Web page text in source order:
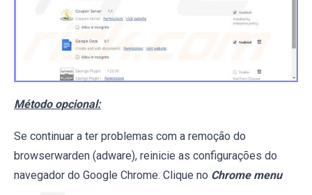
Método opcional:
Se continuar a ter problemas com a remoção do
browserwarden (adware), reinicie as configurações do
navegador do Google Chrome. Clique no Chrome menu